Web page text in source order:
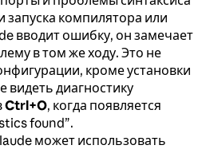
запуска компилятора или
вводит ошибку, он замечает
в том же ходу. Это не
кроме установки
видеть диагностику
Ctrl+O, когда появляется
found”.
может использовать